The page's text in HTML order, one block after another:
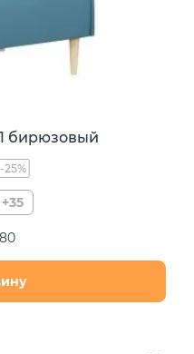
бирюзовый
-25%
+35